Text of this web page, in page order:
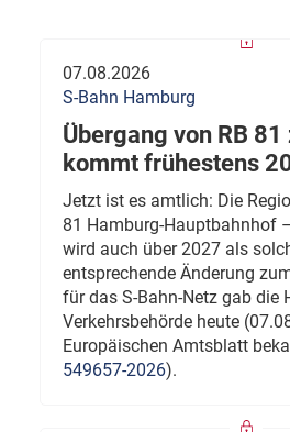
07.08.2026
S-Bahn Hamburg
Übergang von RB 81
kommt frühestens
Jetzt ist es amtlich: Die
81 Hamburg-Hauptbahnhof
wird auch über 2027 als
entsprechende Änderung
für das S-Bahn-Netz gab die
Verkehrsbehörde heute
Europäischen Amtsblatt
549657-2026).